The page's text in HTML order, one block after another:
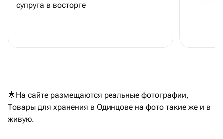
супруга в восторге
🌟На сайте размещаются реальные фотографии,
Товары для хранения в Одинцове на фото такие же и в
живую.